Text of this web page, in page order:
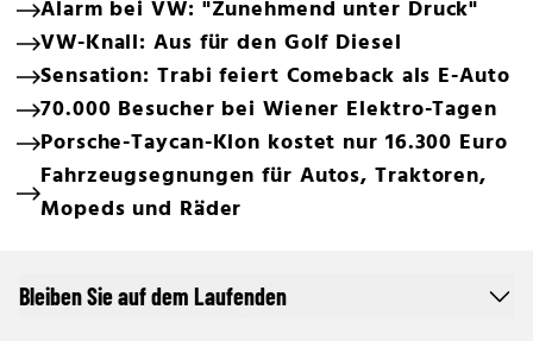
Alarm bei VW: "Zunehmend unter Druck"
VW-Knall: Aus für den Golf Diesel
Sensation: Trabi feiert Comeback als E-Auto
70.000 Besucher bei Wiener Elektro-Tagen
Porsche-Taycan-Klon kostet nur 16.300 Euro
Fahrzeugsegnungen für Autos, Traktoren,
Mopeds und Räder
Bleiben Sie auf dem Laufenden